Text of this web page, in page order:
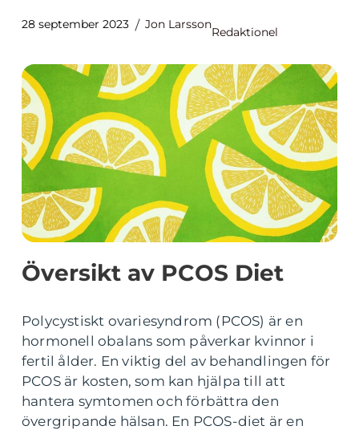
28 september 2023 Jon Larsson
Redaktionel
Översikt av PCOS Diet
Polycystiskt ovariesyndrom (PCOS) är en
hormonell obalans som påverkar kvinnor i
fertil ålder. En viktig del av behandlingen för
PCOS är kosten, som kan hjälpa till att
hantera symtomen och förbättra den
övergripande hälsan. En PCOS-diet är en